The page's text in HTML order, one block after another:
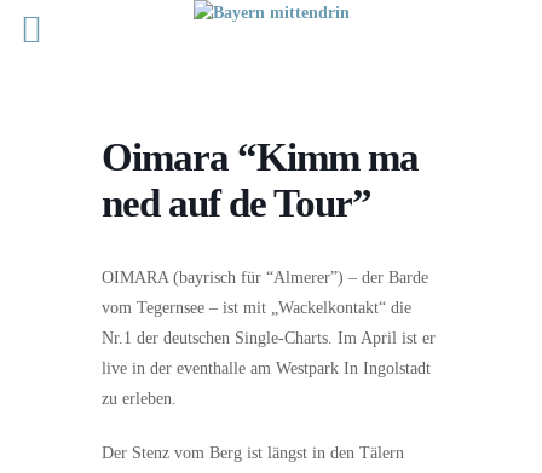
Oimara “Kimm ma
ned auf de Tour”
OIMARA (bayrisch für “Almerer”) – der Barde
vom Tegernsee – ist mit „Wackelkontakt“ die
Nr.1 der deutschen Single-Charts. Im April ist er
live in der eventhalle am Westpark In Ingolstadt
zu erleben.
Der Stenz vom Berg ist längst in den Tälern